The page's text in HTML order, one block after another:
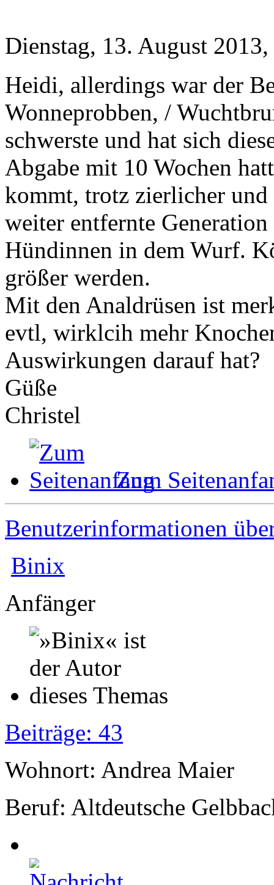
Dienstag, 13. August
Heidi, allerdings war der
Wonneprobben, /
schwerste und hat sich
Abgabe mit 10 Wochen
kommt, trotz zierlicher
weiter entfernte
Hündinnen in dem Wurf.
größer werden.
Mit den Analdrüsen ist
evtl, wirklcih mehr
Auswirkungen darauf hat?
Güße
Christel
Zum
Benutzerinformationen
Binix
Anfänger
Beiträge: 43
Wohnort: Andrea Maier
Beruf: Altdeutsche